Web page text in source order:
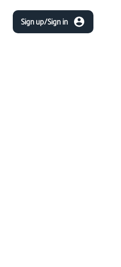
Sign up/Sign in